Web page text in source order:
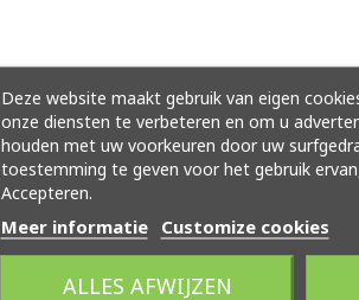
Deze website maakt gebruik van eigen
onze diensten te verbeteren en om u
houden met uw voorkeuren door uw
toestemming te geven voor het gebruik
Accepteren.
Meer informatie Customize cookies
ALLES AFWIJZEN